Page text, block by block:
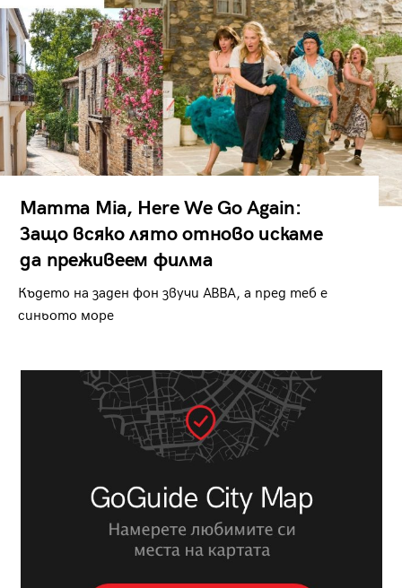
Mamma Mia, Here We Go Again:
Защо всяко лято отново искаме
да преживеем филма
Където на заден фон звучи ABBA, а пред теб е
синьото море